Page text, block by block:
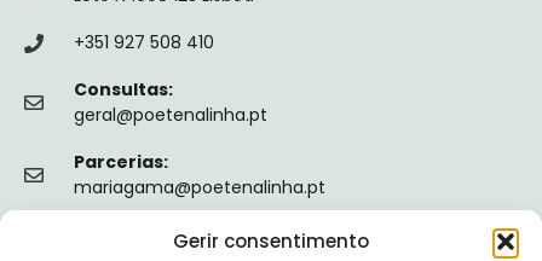
Gerir consentimento
+351 927 508 410
Consultas:
geral@poetenalinha.pt
Parcerias:
mariagama@poetenalinha.pt